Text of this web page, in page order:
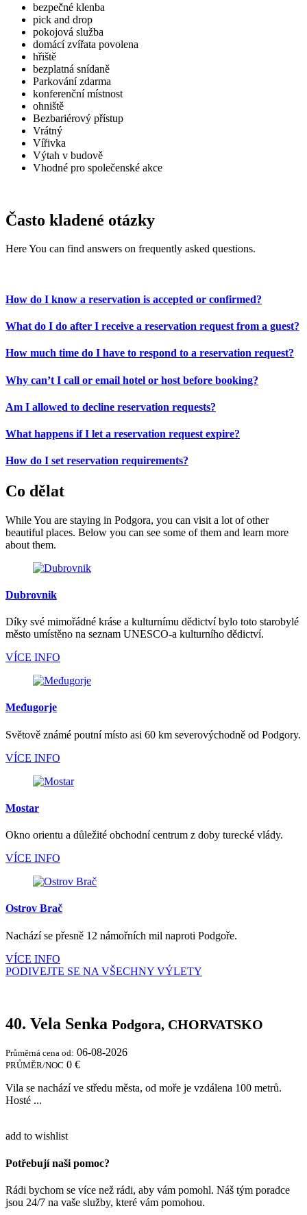
bezpečné klenba
pick and drop
pokojová služba
domácí zvířata povolena
hřiště
bezplatná snídaně
Parkování zdarma
konferenční místnost
ohniště
Bezbariérový přístup
Vrátný
Vířivka
Výtah v budově
Vhodné pro společenské akce
Často kladené otázky
Here You can find answers on frequently asked questions.
How do I know a reservation is accepted or confirmed?
What do I do after I receive a reservation request from a guest?
How much time do I have to respond to a reservation request?
Why can’t I call or email hotel or host before booking?
Am I allowed to decline reservation requests?
What happens if I let a reservation request expire?
How do I set reservation requirements?
Co dělat
While You are staying in Podgora, you can visit a lot of other
beautiful places. Below you can see some of them and learn more
about them.
Dubrovnik
Díky své mimořádné kráse a kulturnímu dědictví bylo toto starobylé
město umístěno na seznam UNESCO-a kulturního dědictví.
VÍCE INFO
Međugorje
Světově známé poutní místo asi 60 km severovýchodně od Podgory.
VÍCE INFO
Mostar
Okno orientu a důležité obchodní centrum z doby turecké vlády.
VÍCE INFO
Ostrov Brač
Nachází se přesně 12 námořních mil naproti Podgoře.
VÍCE INFO
PODIVEJTE SE NA VŠECHNY VÝLETY
40. Vela Senka Podgora, CHORVATSKO
Průměrná cena od: 06-08-2026
PRŮMĚR/NOC 0 €
Vila se nachází ve středu města, od moře je vzdálena 100 metrů.
Hosté ...
add to wishlist
Potřebují naši pomoc?
Rádi bychom se více než rádi, aby vám pomohl. Náš tým poradce
jsou 24/7 na vaše služby, které vám pomohou.